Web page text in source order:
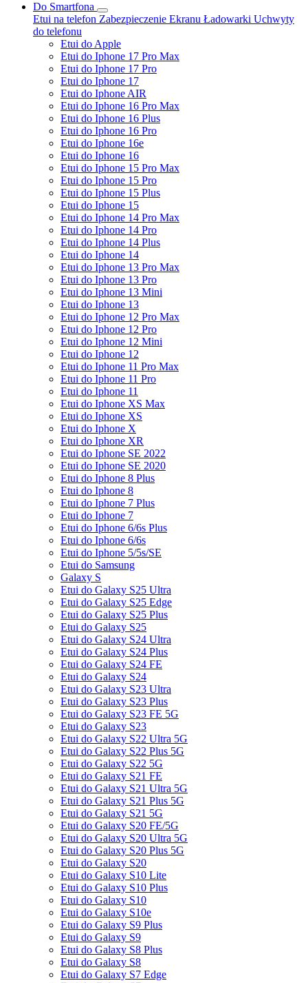
Do Smartfona
Etui na telefon Zabezpieczenie Ekranu Ładowarki Uchwyty
do telefonu
Etui do Apple
Etui do Iphone 17 Pro Max
Etui do Iphone 17 Pro
Etui do Iphone 17
Etui do Iphone AIR
Etui do Iphone 16 Pro Max
Etui do Iphone 16 Plus
Etui do Iphone 16 Pro
Etui do Iphone 16e
Etui do Iphone 16
Etui do Iphone 15 Pro Max
Etui do Iphone 15 Pro
Etui do Iphone 15 Plus
Etui do Iphone 15
Etui do Iphone 14 Pro Max
Etui do Iphone 14 Pro
Etui do Iphone 14 Plus
Etui do Iphone 14
Etui do Iphone 13 Pro Max
Etui do Iphone 13 Pro
Etui do Iphone 13 Mini
Etui do Iphone 13
Etui do Iphone 12 Pro Max
Etui do Iphone 12 Pro
Etui do Iphone 12 Mini
Etui do Iphone 12
Etui do Iphone 11 Pro Max
Etui do Iphone 11 Pro
Etui do Iphone 11
Etui do Iphone XS Max
Etui do Iphone XS
Etui do Iphone X
Etui do Iphone XR
Etui do Iphone SE 2022
Etui do Iphone SE 2020
Etui do Iphone 8 Plus
Etui do Iphone 8
Etui do Iphone 7 Plus
Etui do Iphone 7
Etui do Iphone 6/6s Plus
Etui do Iphone 6/6s
Etui do Iphone 5/5s/SE
Etui do Samsung
Galaxy S
Etui do Galaxy S25 Ultra
Etui do Galaxy S25 Edge
Etui do Galaxy S25 Plus
Etui do Galaxy S25
Etui do Galaxy S24 Ultra
Etui do Galaxy S24 Plus
Etui do Galaxy S24 FE
Etui do Galaxy S24
Etui do Galaxy S23 Ultra
Etui do Galaxy S23 Plus
Etui do Galaxy S23 FE 5G
Etui do Galaxy S23
Etui do Galaxy S22 Ultra 5G
Etui do Galaxy S22 Plus 5G
Etui do Galaxy S22 5G
Etui do Galaxy S21 FE
Etui do Galaxy S21 Ultra 5G
Etui do Galaxy S21 Plus 5G
Etui do Galaxy S21 5G
Etui do Galaxy S20 FE/5G
Etui do Galaxy S20 Ultra 5G
Etui do Galaxy S20 Plus 5G
Etui do Galaxy S20
Etui do Galaxy S10 Lite
Etui do Galaxy S10 Plus
Etui do Galaxy S10
Etui do Galaxy S10e
Etui do Galaxy S9 Plus
Etui do Galaxy S9
Etui do Galaxy S8 Plus
Etui do Galaxy S8
Etui do Galaxy S7 Edge